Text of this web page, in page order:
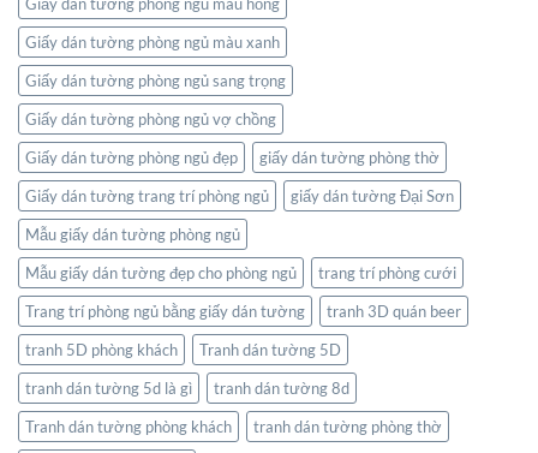
Giấy dán tường phòng ngủ màu xanh
Giấy dán tường phòng ngủ sang trọng
Giấy dán tường phòng ngủ vợ chồng
Giấy dán tường phòng ngủ đẹp
giấy dán tường phòng thờ
Giấy dán tường trang trí phòng ngủ
giấy dán tường Đại Sơn
Mẫu giấy dán tường phòng ngủ
Mẫu giấy dán tường đẹp cho phòng ngủ
trang trí phòng cưới
Trang trí phòng ngủ bằng giấy dán tường
tranh 3D quán beer
tranh 5D phòng khách
Tranh dán tường 5D
tranh dán tường 5d là gì
tranh dán tường 8d
Tranh dán tường phòng khách
tranh dán tường phòng thờ